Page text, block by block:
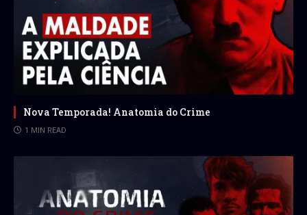
Nova Temporada! Anatomia do Crime
1 MIN READ